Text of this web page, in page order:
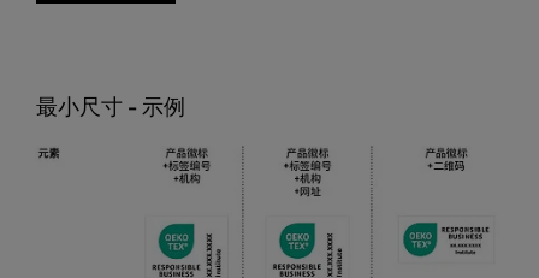
最小尺寸 - 示例